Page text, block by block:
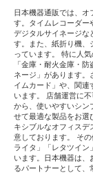
日本機器通販では、オ
す。タイムレコーダー
デジタルサイネージな
す。また、紙折り機、
っています。 特に人
「金庫・耐火金庫・
ネージ」があります。
イムカード」や、関連
います。 店舗運営に
から、使いやすいシン
せて最適な製品をお選
キシブルなオフィスデ
意しております。 そ
ライタ」「レタツイン
います。日本機器は、
るパートナーとして、